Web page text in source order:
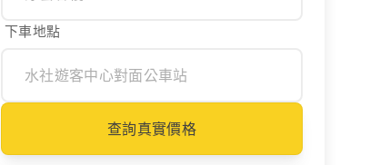
下車地點
查詢真實價格